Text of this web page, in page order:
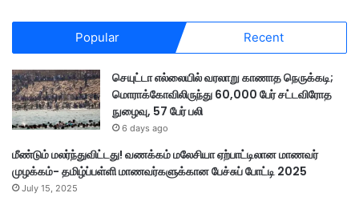
Popular Recent
செயுட்டா எல்லையில் வரலாறு காணாத நெருக்கடி;
மொராக்கோவிலிருந்து 60,000 பேர் சட்டவிரோத
நுழைவு, 57 பேர் பலி
6 days ago
மீண்டும் மலர்ந்துவிட்டது! வணக்கம் மலேசியா ஏற்பாட்டிலான மாணவர்
முழக்கம்- தமிழ்ப்பள்ளி மாணவர்களுக்கான பேச்சுப் போட்டி 2025
July 15, 2025